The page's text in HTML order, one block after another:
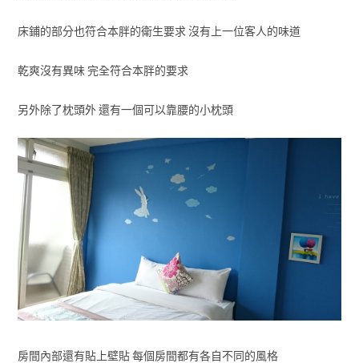
床鋪的部分也符合本胖的衛生要求 沒有上一位客人的味道
乾爽沒有異味 完全符合本胖的要求
另外除了枕頭外 還有一個可以靠腰的小枕頭
房間內部還有貼上壁貼 每個房間都有各自不同的風格